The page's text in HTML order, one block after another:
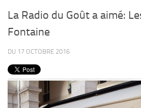
Entrées
La Radio du Goût a aimé:
Fontaine
DU 17 OCTOBRE 2016